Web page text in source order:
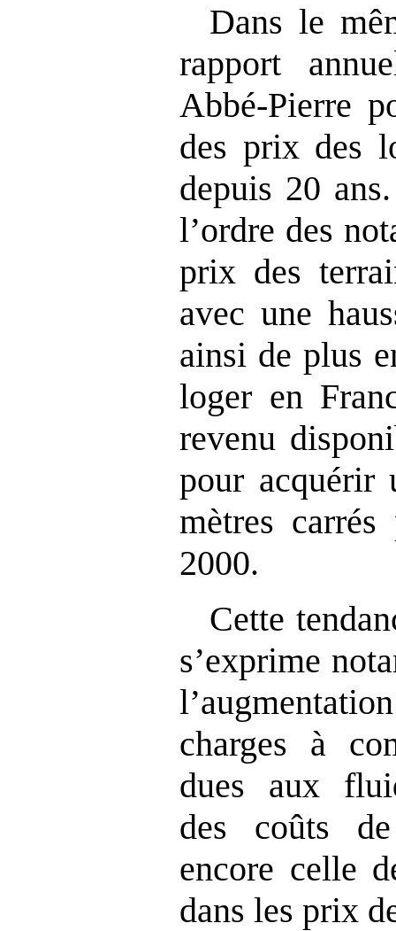
Dans le
rapport
Abbé‑Pierre
des prix des
depuis 20
l’ordre des
prix des
avec une
ainsi de plus
loger en
revenu
pour acquérir
mètres
2000.
Cette
s’exprime
charges à
dues aux
des coûts
encore celle
dans les prix